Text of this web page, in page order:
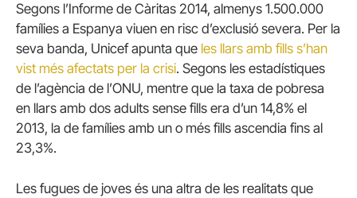
Segons l’Informe de Càritas 2014, almenys 1.500.000
famílies a Espanya viuen en risc d’exclusió severa. Per la
seva banda, Unicef ​​apunta que les llars amb fills s’han
vist més afectats per la crisi. Segons les estadístiques
de l’agència de l’ONU, mentre que la taxa de pobresa
en llars amb dos adults sense fills era d’un 14,8% el
2013, la de famílies amb un o més fills ascendia fins al
23,3%.
Les fugues de joves és una altra de les realitats que